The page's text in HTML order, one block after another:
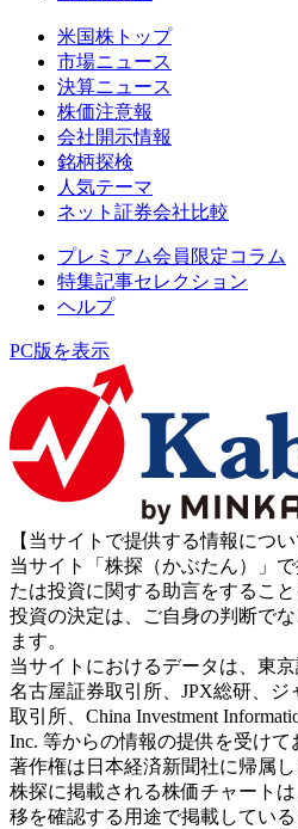
米国株トップ
市場ニュース
決算ニュース
株価注意報
会社開示情報
銘柄探検
人気テーマ
ネット証券会社比較
プレミアム会員限定コラム
特集記事セレクション
ヘルプ
PC版を表示
【当サイトで提供する情報につい
当サイト「株探（かぶたん）」
たは投資に関する助言をするこ
投資の決定は、ご自身の判断で
ます。
当サイトにおけるデータは、東
名古屋証券取引所、JPX総研、
取引所、China Investment
Inc. 等からの情報の提供を受け
著作権は日本経済新聞社に帰属し
株探に掲載される株価チャート
移を確認する用途で掲載してい